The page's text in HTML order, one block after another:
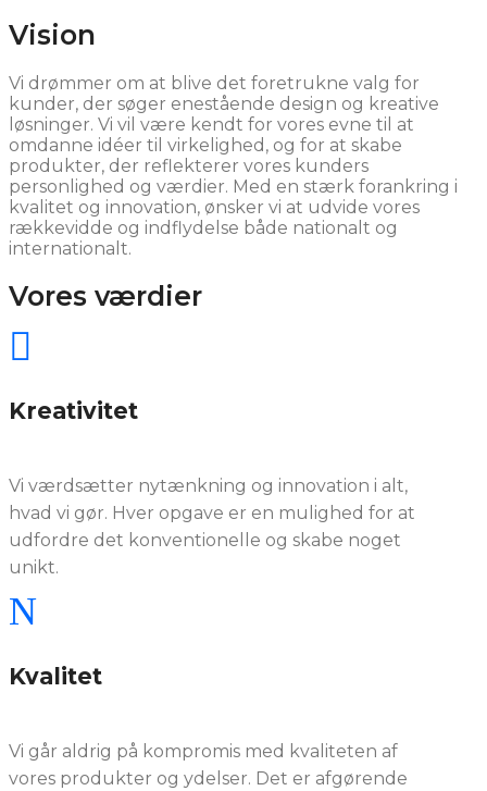
Vision
Vi drømmer om at blive det foretrukne valg for
kunder, der søger enestående design og kreative
løsninger. Vi vil være kendt for vores evne til at
omdanne idéer til virkelighed, og for at skabe
produkter, der reflekterer vores kunders
personlighed og værdier. Med en stærk forankring i
kvalitet og innovation, ønsker vi at udvide vores
rækkevidde og indflydelse både nationalt og
internationalt.
Vores værdier

Kreativitet
Vi værdsætter nytænkning og innovation i alt,
hvad vi gør. Hver opgave er en mulighed for at
udfordre det konventionelle og skabe noget
unikt.
N
Kvalitet
Vi går aldrig på kompromis med kvaliteten af
vores produkter og ydelser. Det er afgørende